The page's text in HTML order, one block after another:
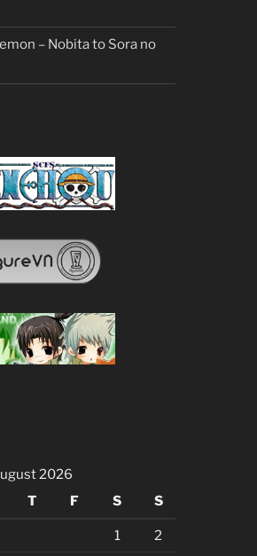
– Nobita to Sora no
2026
T F S S
1 2